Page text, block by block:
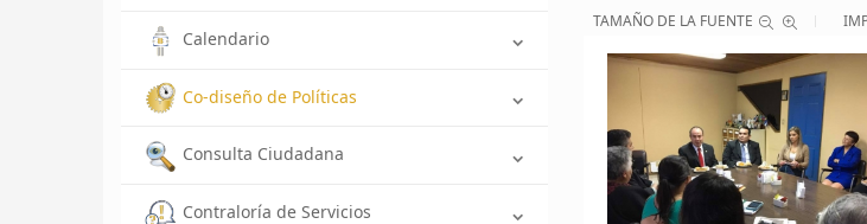
Calendario
Co-diseño de Políticas
Consulta Ciudadana
Contraloría de Servicios
TAMAÑO DE LA FUENTE